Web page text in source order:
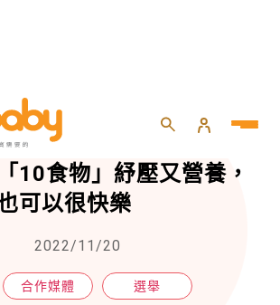
名人部落客
新聞，焦慮又煩躁嗎？
10食物」紓壓又營養，
可以很快樂
2022/11/20
合作媒體 選舉